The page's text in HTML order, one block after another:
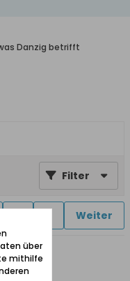
Danzig betrifft
Filter
Weiter
über
mithilfe